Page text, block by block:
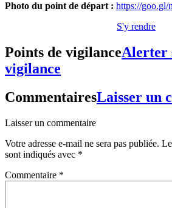
Photo du point de départ : https://goo.gl/
S'y rendre
Points de vigilanceAlerter
vigilance
CommentairesLaisser un
Laisser un commentaire
Votre adresse e-mail ne sera pas publiée.
sont indiqués avec *
Commentaire *